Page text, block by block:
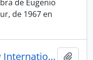
de Eugenio
de 1967 en
1st Wisconsin print show International